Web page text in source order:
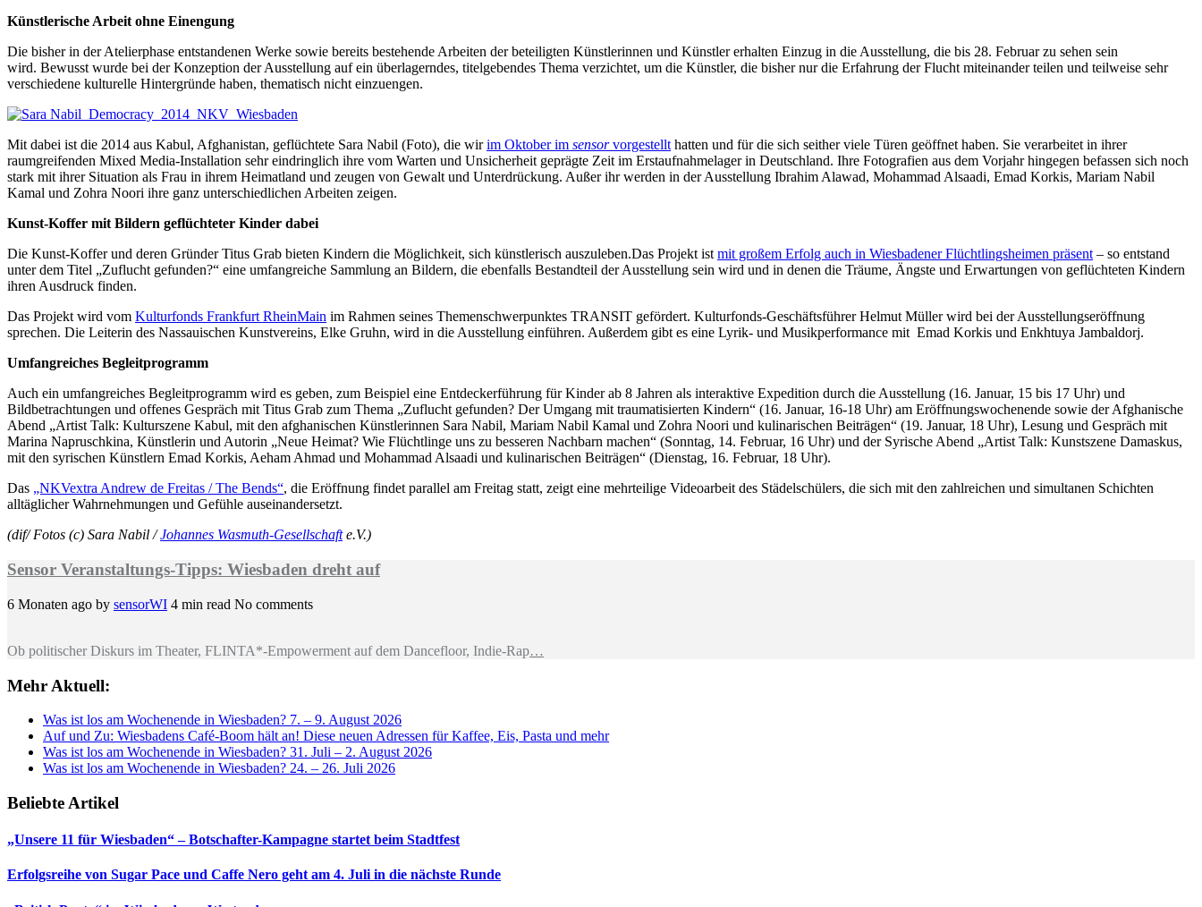
Künstlerische Arbeit ohne Einengung
Die bisher in der Atelierphase entstandenen Werke sowie bereits bestehende Arbeiten der beteiligten Künstlerinnen und Künstler erhalten Einzug in die Ausstellung, die bis 28. Februar zu sehen sein
wird. Bewusst wurde bei der Konzeption der Ausstellung auf ein überlagerndes, titelgebendes Thema verzichtet, um die Künstler, die bisher nur die Erfahrung der Flucht miteinander teilen und teilweise sehr
verschiedene kulturelle Hintergründe haben, thematisch nicht einzuengen.
Mit dabei ist die 2014 aus Kabul, Afghanistan, geflüchtete Sara Nabil (Foto), die wirim Oktober im sensorvorgestellt hatten und für die sich seither viele Türen geöffnet haben. Sie verarbeitet in ihrer
raumgreifenden Mixed Media-Installation sehr eindringlich ihre vom Warten und Unsicherheit geprägte Zeit im Erstaufnahmelager in Deutschland. Ihre Fotografien aus dem Vorjahr hingegen befassen sich noch
stark mit ihrer Situation als Frau in ihrem Heimatland und zeugen von Gewalt und Unterdrückung. Außer ihr werden in der Ausstellung Ibrahim Alawad, Mohammad Alsaadi, Emad Korkis, Mariam Nabil
Kamal und Zohra Noori ihre ganz unterschiedlichen Arbeiten zeigen.
Kunst-Koffer mit Bildern geflüchteter Kinder dabei
Die Kunst-Koffer und deren Gründer Titus Grab bieten Kindern die Möglichkeit, sich künstlerisch auszuleben.Das Projekt ist mit großem Erfolg auch in Wiesbadener Flüchtlingsheimen präsent – so entstand
unter dem Titel „Zuflucht gefunden?“ eine umfangreiche Sammlung an Bildern, die ebenfalls Bestandteil der Ausstellung sein wird und in denen die Träume, Ängste und Erwartungen von geflüchteten Kindern
ihren Ausdruck finden.
Das Projekt wird vom Kulturfonds Frankfurt RheinMain im Rahmen seines Themenschwerpunktes TRANSIT gefördert. Kulturfonds-Geschäftsführer Helmut Müller wird bei der Ausstellungseröffnung
sprechen. Die Leiterin des Nassauischen Kunstvereins, Elke Gruhn, wird in die Ausstellung einführen. Außerdem gibt es eine Lyrik- und Musikperformance mit Emad Korkis und Enkhtuya Jambaldorj.
Umfangreiches Begleitprogramm
Auch ein umfangreiches Begleitprogramm wird es geben, zum Beispiel eine Entdeckerführung für Kinder ab 8 Jahren als interaktive Expedition durch die Ausstellung (16. Januar, 15 bis 17 Uhr) und
Bildbetrachtungen und offenes Gespräch mit Titus Grab zum Thema „Zuflucht gefunden? Der Umgang mit traumatisierten Kindern“ (16. Januar, 16-18 Uhr) am Eröffnungswochenende sowie der Afghanische
Abend „Artist Talk: Kulturszene Kabul, mit den afghanischen Künstlerinnen Sara Nabil, Mariam Nabil Kamal und Zohra Noori und kulinarischen Beiträgen“ (19. Januar, 18 Uhr), Lesung und Gespräch mit
Marina Napruschkina, Künstlerin und Autorin „Neue Heimat? Wie Flüchtlinge uns zu besseren Nachbarn machen“ (Sonntag, 14. Februar, 16 Uhr) und der Syrische Abend „Artist Talk: Kunstszene Damaskus,
mit den syrischen Künstlern Emad Korkis, Aeham Ahmad und Mohammad Alsaadi und kulinarischen Beiträgen“ (Dienstag, 16. Februar, 18 Uhr).
Das „NKVextra Andrew de Freitas / The Bends“, die Eröffnung findet parallel am Freitag statt, zeigt eine mehrteilige Videoarbeit des Städelschülers, die sich mit den zahlreichen und simultanen Schichten
alltäglicher Wahrnehmungen und Gefühle auseinandersetzt.
(dif/ Fotos (c) Sara Nabil /Johannes Wasmuth-Gesellschafte.V.)
Sensor Veranstaltungs-Tipps: Wiesbaden dreht auf
6 Monaten ago by sensorWI 4 min read No comments
Ob politischer Diskurs im Theater, FLINTA*-Empowerment auf dem Dancefloor, Indie-Rap…
Mehr Aktuell:
Was ist los am Wochenende in Wiesbaden? 7. – 9. August 2026
Auf und Zu: Wiesbadens Café-Boom hält an! Diese neuen Adressen für Kaffee, Eis, Pasta und mehr
Was ist los am Wochenende in Wiesbaden? 31. Juli – 2. August 2026
Was ist los am Wochenende in Wiesbaden? 24. – 26. Juli 2026
Beliebte Artikel
„Unsere 11 für Wiesbaden“ – Botschafter-Kampagne startet beim Stadtfest
Erfolgsreihe von Sugar Pace und Caffe Nero geht am 4. Juli in die nächste Runde